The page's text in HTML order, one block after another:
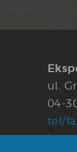
ul.
04-
tel/